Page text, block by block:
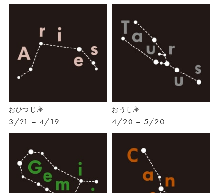
おひつじ座
3/21 – 4/19
おうし座
4/20 – 5/20